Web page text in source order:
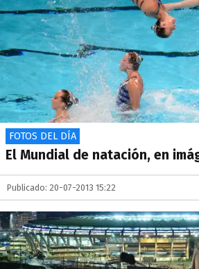
FOTOS DEL DÍA
El Mundial de natación, en
Publicado: 20-07-2013 15:22